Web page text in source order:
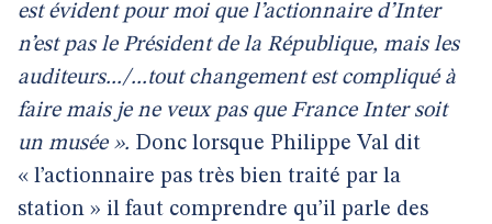
est évident pour moi que l’actionnaire d’Inter
n’est pas le Président de la République, mais les
auditeurs.../...tout changement est compliqué à
faire mais je ne veux pas que France Inter soit
un musée ». Donc lorsque Philippe Val dit
« l’actionnaire pas très bien traité par la
station » il faut comprendre qu’il parle des